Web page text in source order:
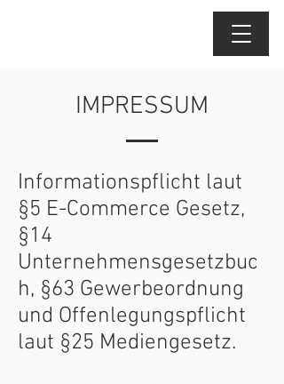
IMPRESSUM
Informationspflicht laut
§5 E-Commerce Gesetz,
§14
Unternehmensgesetzbuc
h, §63 Gewerbeordnung
und Offenlegungspflicht
laut §25 Mediengesetz.